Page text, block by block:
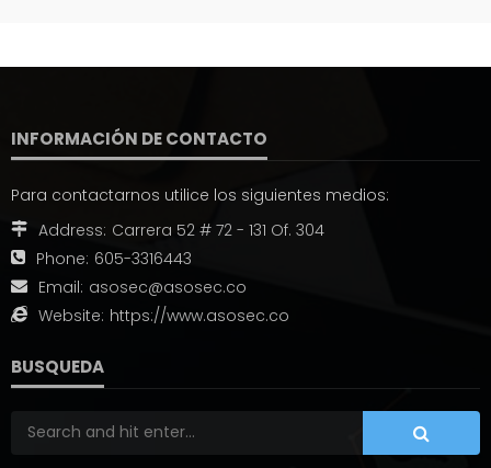
INFORMACIÓN DE CONTACTO
Para contactarnos utilice los siguientes medios:
Address: Carrera 52 # 72 - 131 Of. 304
Phone: 605-3316443
Email: asosec@asosec.co
Website: https://www.asosec.co
BUSQUEDA